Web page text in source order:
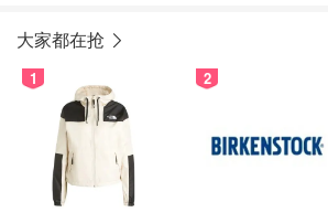
大家都在抢
1 2